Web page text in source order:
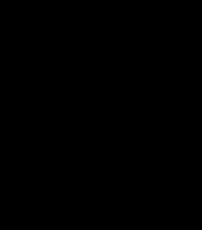
Location-Based
Computing,
(TOMCCAP)
Carl; Perera, Charith; et